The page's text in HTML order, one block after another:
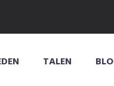
TALEN